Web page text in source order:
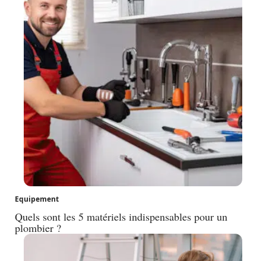
Equipement
Quels sont les 5 matériels indispensables pour un
plombier ?